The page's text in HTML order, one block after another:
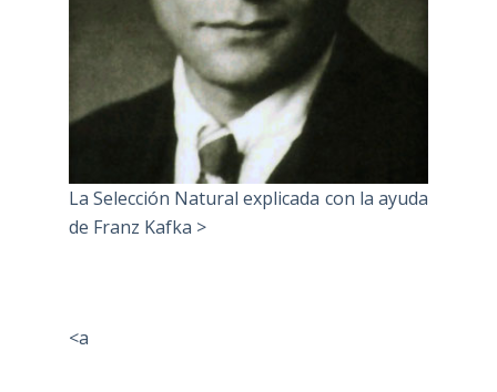
La Selección Natural explicada con la ayuda
de Franz Kafka >
<a